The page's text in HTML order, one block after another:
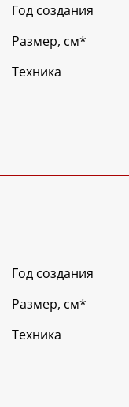
Год создания
Размер, см*
Техника
Год создания
Размер, см*
Техника